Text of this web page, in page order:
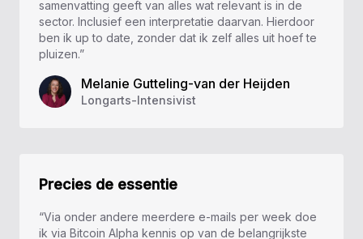
samenvatting geeft van alles wat relevant is in de
sector. Inclusief een interpretatie daarvan. Hierdoor
ben ik up to date, zonder dat ik zelf alles uit hoef te
pluizen.”
Melanie Gutteling-van der Heijden
Longarts-Intensivist
Precies de essentie
“Via onder andere meerdere e-mails per week doe
ik via Bitcoin Alpha kennis op van de belangrijkste